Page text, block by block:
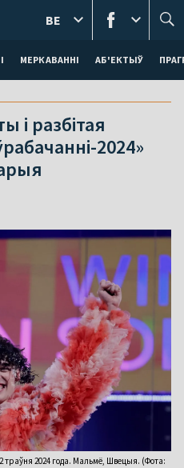
МЕРКАВАННI АБ'ЕКТЫЎ
BE
і разбітая
2024»
траўня 2024 года. Мальмё, Швецыя. (Фота: